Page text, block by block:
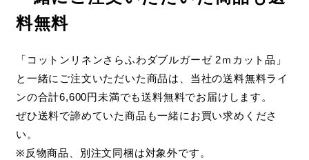
料無料
「コットンリネンさらふわダブルガーゼ 2ｍカット品」
と一緒にご注文いただいた商品は、当社の送料無料ライ
ンの合計6,600円未満でも送料無料でお届けします。
ぜひ送料で諦めていた商品も一緒にお買い求めくださ
い。
※反物商品、別注文同梱は対象外です。